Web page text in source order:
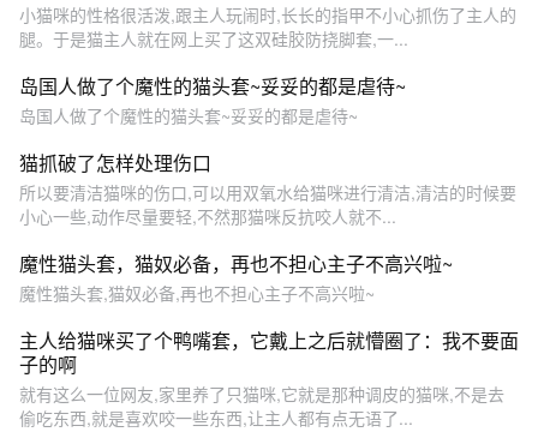
小猫咪的性格很活泼,跟主人玩闹时,长长的指甲不小心抓伤了主人的
腿。于是猫主人就在网上买了这双硅胶防挠脚套,一...
岛国人做了个魔性的猫头套~妥妥的都是虐待~
岛国人做了个魔性的猫头套~妥妥的都是虐待~
猫抓破了怎样处理伤口
所以要清洁猫咪的伤口,可以用双氧水给猫咪进行清洁,清洁的时候要
小心一些,动作尽量要轻,不然那猫咪反抗咬人就不...
魔性猫头套，猫奴必备，再也不担心主子不高兴啦~
魔性猫头套,猫奴必备,再也不担心主子不高兴啦~
主人给猫咪买了个鸭嘴套，它戴上之后就懵圈了：我不要面
子的啊
就有这么一位网友,家里养了只猫咪,它就是那种调皮的猫咪,不是去
偷吃东西,就是喜欢咬一些东西,让主人都有点无语了...